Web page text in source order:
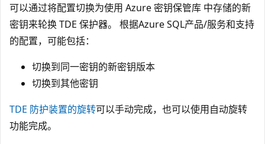
可以通过将配置切换为使用 Azure 密钥保管库 中存储的新
密钥来轮换 TDE 保护器。 根据Azure SQL产品/服务和支持
的配置，可能包括：
切换到同一密钥的新密钥版本
切换到其他密钥
TDE 防护装置的旋转可以手动完成，也可以使用自动旋转
功能完成。